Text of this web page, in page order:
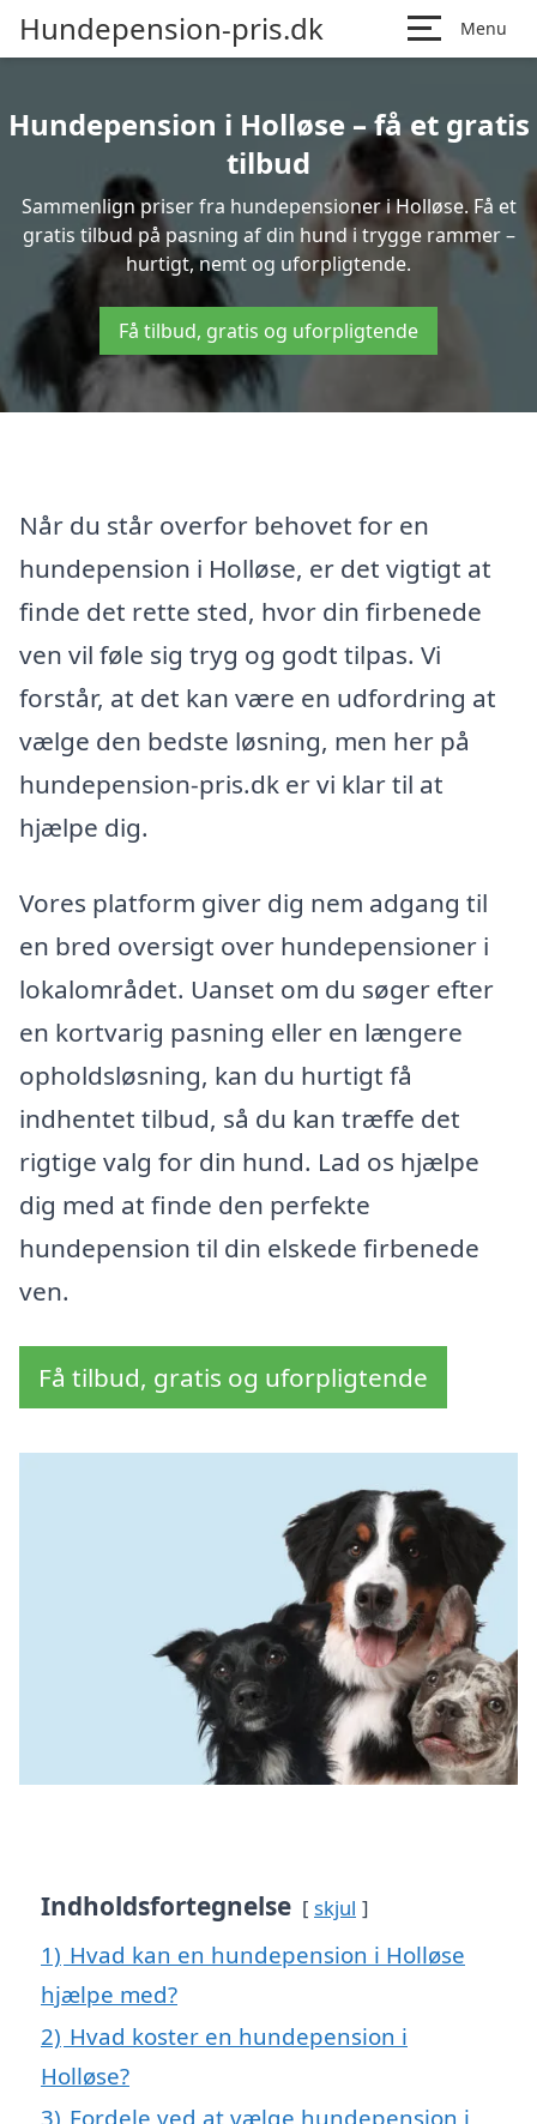
Hundepension-pris.dk Menu
Hundepension i Holløse – få et gratis
tilbud
Sammenlign priser fra hundepensioner i Holløse. Få et
gratis tilbud på pasning af din hund i trygge rammer –
hurtigt, nemt og uforpligtende.
Få tilbud, gratis og uforpligtende
Når du står overfor behovet for en
hundepension i Holløse, er det vigtigt at
finde det rette sted, hvor din firbenede
ven vil føle sig tryg og godt tilpas. Vi
forstår, at det kan være en udfordring at
vælge den bedste løsning, men her på
hundepension-pris.dk er vi klar til at
hjælpe dig.
Vores platform giver dig nem adgang til
en bred oversigt over hundepensioner i
lokalområdet. Uanset om du søger efter
en kortvarig pasning eller en længere
opholdsløsning, kan du hurtigt få
indhentet tilbud, så du kan træffe det
rigtige valg for din hund. Lad os hjælpe
dig med at finde den perfekte
hundepension til din elskede firbenede
ven.
Få tilbud, gratis og uforpligtende
Indholdsfortegnelse skjul
1) Hvad kan en hundepension i Holløse
hjælpe med?
2) Hvad koster en hundepension i
Holløse?
3) Fordele ved at vælge hundepension i